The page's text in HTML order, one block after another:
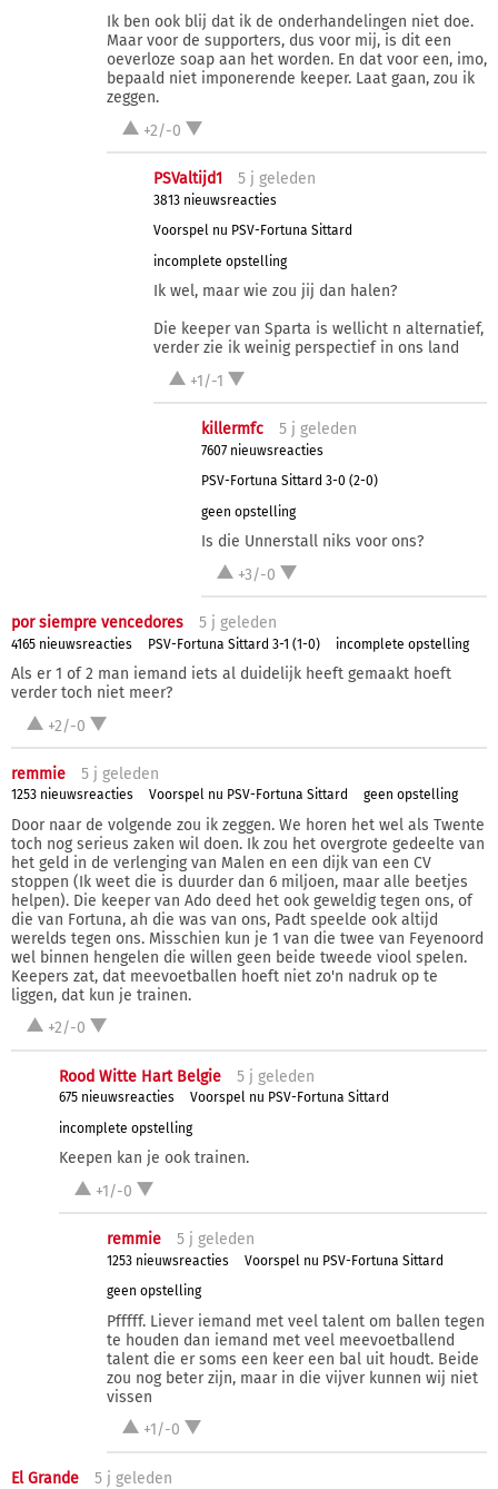
Ik ben ook blij dat ik de onderhandelingen niet doe.
Maar voor de supporters, dus voor mij, is dit een
oeverloze soap aan het worden. En dat voor een, imo,
bepaald niet imponerende keeper. Laat gaan, zou ik
zeggen.
+2/-0
PSValtijd1 5 j geleden
3813 nieuwsreacties
Voorspel nu PSV-Fortuna Sittard
incomplete opstelling
Ik wel, maar wie zou jij dan halen?
Die keeper van Sparta is wellicht n alternatief,
verder zie ik weinig perspectief in ons land
+1/-1
killermfc 5 j geleden
7607 nieuwsreacties
PSV-Fortuna Sittard 3-0 (2-0)
geen opstelling
Is die Unnerstall niks voor ons?
+3/-0
por siempre vencedores 5 j geleden
4165 nieuwsreacties PSV-Fortuna Sittard 3-1 (1-0) incomplete opstelling
Als er 1 of 2 man iemand iets al duidelijk heeft gemaakt hoeft
verder toch niet meer?
+2/-0
remmie 5 j geleden
1253 nieuwsreacties Voorspel nu PSV-Fortuna Sittard geen opstelling
Door naar de volgende zou ik zeggen. We horen het wel als Twente
toch nog serieus zaken wil doen. Ik zou het overgrote gedeelte van
het geld in de verlenging van Malen en een dijk van een CV
stoppen (Ik weet die is duurder dan 6 miljoen, maar alle beetjes
helpen). Die keeper van Ado deed het ook geweldig tegen ons, of
die van Fortuna, ah die was van ons, Padt speelde ook altijd
werelds tegen ons. Misschien kun je 1 van die twee van Feyenoord
wel binnen hengelen die willen geen beide tweede viool spelen.
Keepers zat, dat meevoetballen hoeft niet zo'n nadruk op te
liggen, dat kun je trainen.
+2/-0
Rood Witte Hart Belgie 5 j geleden
675 nieuwsreacties
Voorspel nu PSV-Fortuna Sittard
incomplete opstelling
Keepen kan je ook trainen.
+1/-0
remmie 5 j geleden
1253 nieuwsreacties
Voorspel nu PSV-Fortuna Sittard
geen opstelling
Pfffff. Liever iemand met veel talent om ballen tegen
te houden dan iemand met veel meevoetballend
talent die er soms een keer een bal uit houdt. Beide
zou nog beter zijn, maar in die vijver kunnen wij niet
vissen
+1/-0
El Grande 5 j geleden